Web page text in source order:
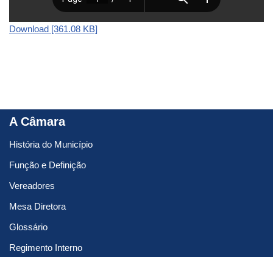
Download [361.08 KB]
A Câmara
História do Município
Função e Definição
Vereadores
Mesa Diretora
Glossário
Regimento Interno